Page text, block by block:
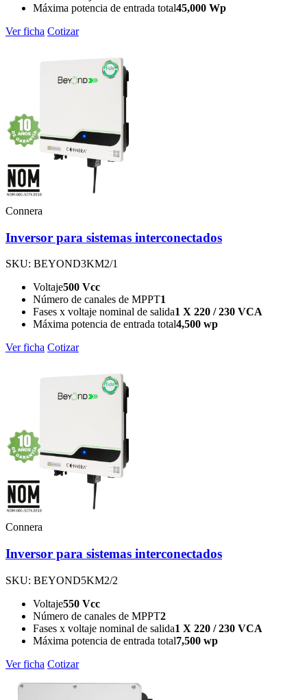
Máxima potencia de entrada total45,000 Wp
Ver ficha Cotizar
Connera
Inversor para sistemas interconectados
SKU: BEYOND3KM2/1
Voltaje500 Vcc
Número de canales de MPPT1
Fases x voltaje nominal de salida1 X 220 / 230 VCA
Máxima potencia de entrada total4,500 wp
Ver ficha Cotizar
Connera
Inversor para sistemas interconectados
SKU: BEYOND5KM2/2
Voltaje550 Vcc
Número de canales de MPPT2
Fases x voltaje nominal de salida1 X 220 / 230 VCA
Máxima potencia de entrada total7,500 wp
Ver ficha Cotizar